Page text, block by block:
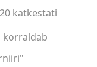
katkestati
korraldab